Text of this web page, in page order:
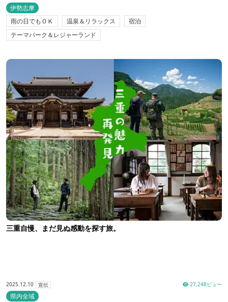
伊勢志摩
雨の日でもＯＫ
温泉＆リラックス
宿泊
テーマパーク＆レジャーランド
三重自慢、まだ見ぬ感動を探す旅。
2025.12.10 宣伝 27,248ビュー
県内全域